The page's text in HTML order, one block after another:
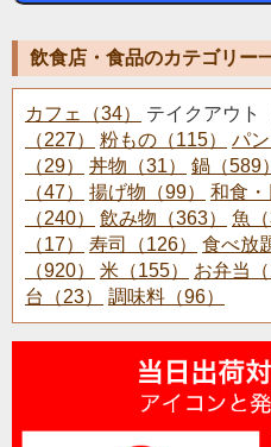
飲食店・食品のカテゴリー
カフェ（34） テイクアウト
（227）
粉もの（115） パン
（29）
丼物（31） 鍋（589）
（47）
揚げ物（99） 和食・
（240）
飲み物（363） 魚（
（17）
寿司（126） 食べ放
（920）
米（155） お弁当（
台（23）
調味料（96）